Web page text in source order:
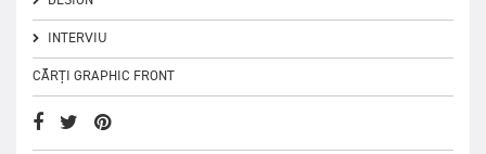
INTERVIU
CĂRȚI GRAPHIC FRONT